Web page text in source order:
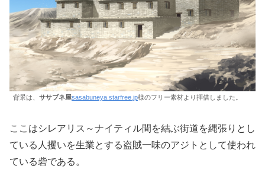
背景は、 ササブネ屋sasabuneya.starfree.jp様のフリー素材より拝借しました。
ここはシレアリス～ナイティル間を結ぶ街道を縄張りとし
ている人攫いを生業とする盗賊一味のアジトとして使われ
ている砦である。